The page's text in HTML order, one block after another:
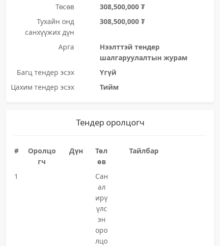
Төсөв
308,500,000 ₮
Тухайн онд
санхүүжих дүн
308,500,000 ₮
Арга
Нээлттэй тендер
шалгаруулалтын журам
Багц тендер эсэх
Үгүй
Цахим тендер эсэх
Тийм
Тендер оролцогч
#
Оролцо
гч
Дүн
Төл
өв
Тайлбар
1
Сан
ал
ирү
үлс
эн
оро
лцо